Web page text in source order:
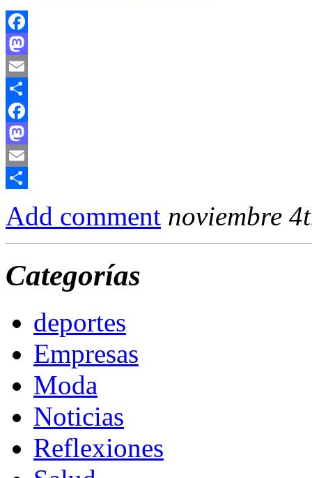
Facebook
Mastodon
Email
Compartir
Facebook
Mastodon
Email
Add comment noviembre
Categorías
deportes
Empresas
Moda
Noticias
Reflexiones